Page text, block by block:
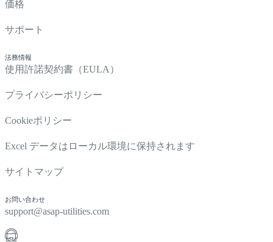
価格
サポート
法務情報
使用許諾契約書（EULA）
プライバシーポリシー
Cookieポリシー
Excel データはローカル環境に保持されます
サイトマップ
お問い合わせ
support@asap-utilities.com